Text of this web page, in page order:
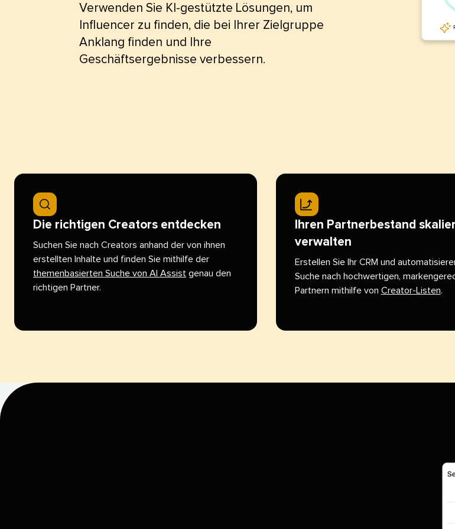
Verwenden Sie KI-gestützte Lösungen, um
Influencer zu finden, die bei Ihrer Zielgruppe
Anklang finden und Ihre
Geschäftsergebnisse verbessern.​​
Die richtigen Creators entdecken​​
Suchen Sie nach Creators anhand der von ihnen
erstellten Inhalte und finden Sie mithilfe der
themenbasierten Suche von AI Assistgenau den
richtigen Partner.​​
Ihren Partnerbestand
verwalten​​
Erstellen Sie Ihr CRM und
Suche nach hochwertigen,
Partnern mithilfe von Creator-Listen.​​